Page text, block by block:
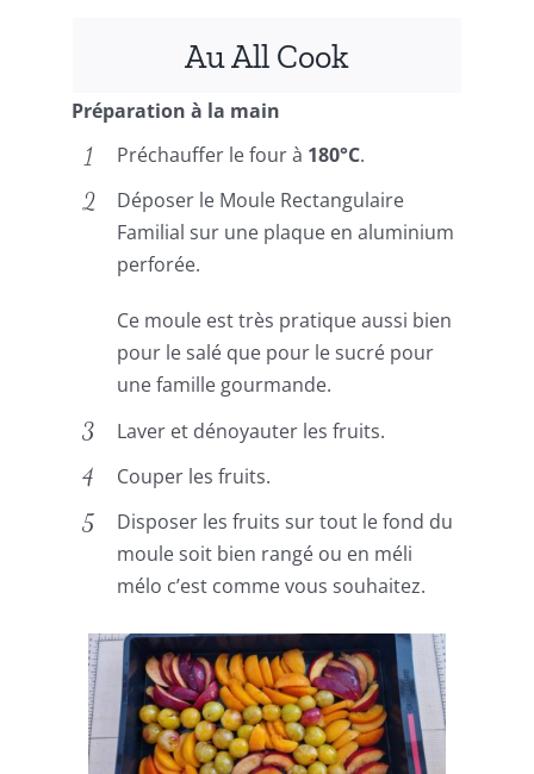
Au All Cook
Préparation à la main
Préchauffer le four à 180°C.
Déposer le Moule Rectangulaire
Familial sur une plaque en aluminium
perforée.
Ce moule est très pratique aussi bien
pour le salé que pour le sucré pour
une famille gourmande.
Laver et dénoyauter les fruits.
Couper les fruits.
Disposer les fruits sur tout le fond du
moule soit bien rangé ou en méli
mélo c’est comme vous souhaitez.